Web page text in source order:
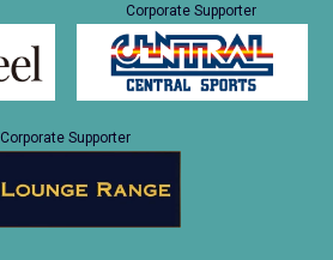
Corporate Supporter
Corporate Supporter